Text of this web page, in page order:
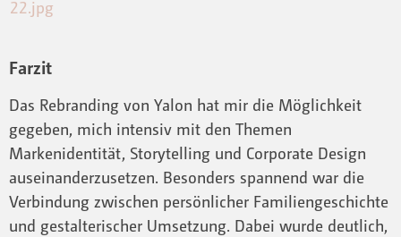
Farzit
Das Rebranding von Yalon hat mir die Möglichkeit
gegeben, mich intensiv mit den Themen
Markenidentität, Storytelling und Corporate Design
auseinanderzusetzen. Besonders spannend war die
Verbindung zwischen persönlicher Familiengeschichte
und gestalterischer Umsetzung. Dabei wurde deutlich,